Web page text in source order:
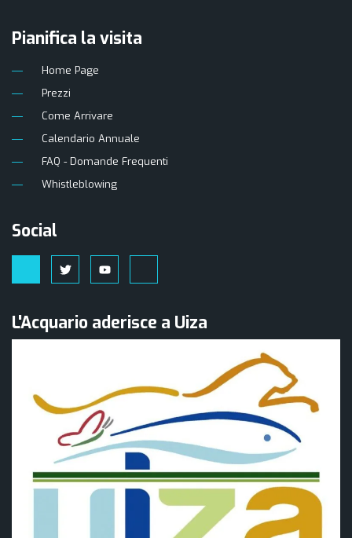
Pianifica la visita
Home Page
Prezzi
Come Arrivare
Calendario Annuale
FAQ - Domande Frequenti
Whistleblowing
Social
L'Acquario aderisce a Uiza